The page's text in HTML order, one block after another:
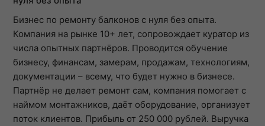
Бизнес по ремонту балконов с нуля без опыта.
Компания на рынке 10+ лет, сопровождает куратор из
числа опытных партнёров. Проводится обучение
бизнесу, финансам, замерам, продажам, технологиям,
документации – всему, что будет нужно в бизнесе.
Партнёр не делает ремонт сам, компания помогает с
наймом монтажников, даёт оборудование, организует
поток клиентов. Прибыль от 250 000 рублей. Выручка